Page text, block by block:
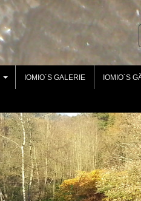
IOMIO´S GALERIE IOMIO´S